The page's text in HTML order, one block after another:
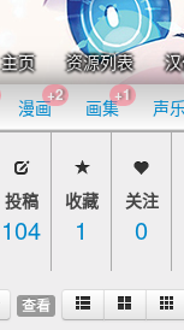
主页 资源列表
漫画
+2
画集
+1
声
投稿
104
收藏
1
关注
0
查看